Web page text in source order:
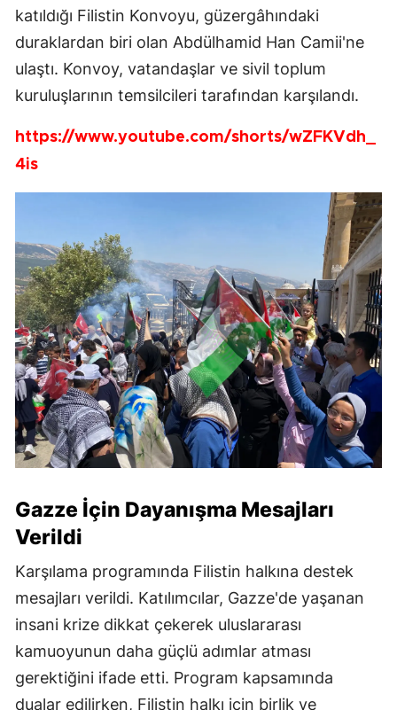
katıldığı Filistin Konvoyu, güzergâhındaki
duraklardan biri olan Abdülhamid Han Camii'ne
ulaştı. Konvoy, vatandaşlar ve sivil toplum
kuruluşlarının temsilcileri tarafından karşılandı.
https://www.youtube.com/shorts/wZFKVdh_
4is
Gazze İçin Dayanışma Mesajları
Verildi
Karşılama programında Filistin halkına destek
mesajları verildi. Katılımcılar, Gazze'de yaşanan
insani krize dikkat çekerek uluslararası
kamuoyunun daha güçlü adımlar atması
gerektiğini ifade etti. Program kapsamında
dualar edilirken, Filistin halkı için birlik ve